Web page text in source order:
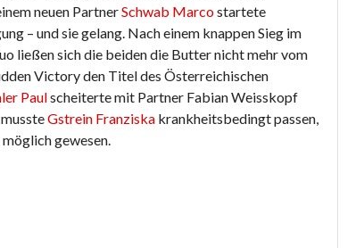
neuen PartnerSchwab Marcostartete
– und sie gelang. Nach einem knappen Sieg im
ließen sich die beiden die Butter nicht mehr vom
Victory den Titel des Österreichischen
Paulscheiterte mit Partner Fabian Weisskopf
Gstrein Franziska krankheitsbedingt passen,
gewesen.